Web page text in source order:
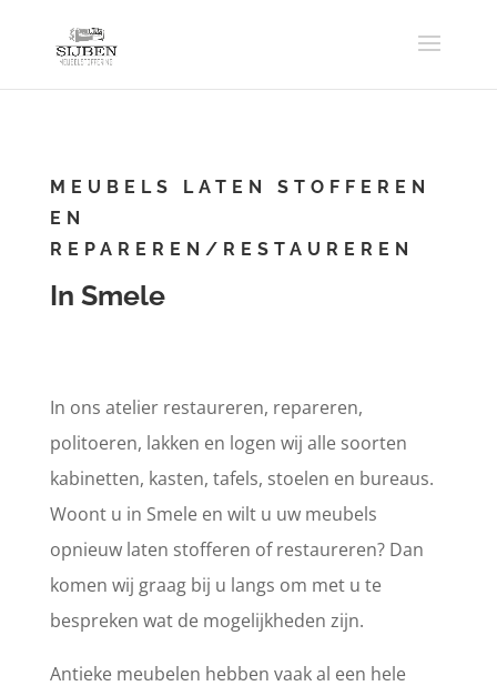
MEUBELS LATEN STOFFEREN
EN
REPAREREN/RESTAUREREN
In Smele
In ons atelier restaureren, repareren,
politoeren, lakken en logen wij alle soorten
kabinetten, kasten, tafels, stoelen en bureaus.
Woont u in Smele en wilt u uw meubels
opnieuw laten stofferen of restaureren? Dan
komen wij graag bij u langs om met u te
bespreken wat de mogelijkheden zijn.
Antieke meubelen hebben vaak al een hele